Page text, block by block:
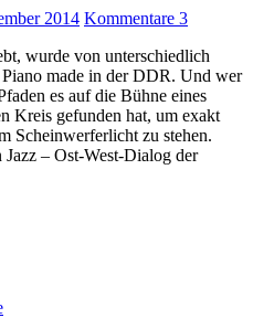
2014 Kommentare 3
wurde von unterschiedlich
Piano made in der DDR. Und wer
es auf die Bühne eines
Kreis gefunden hat, um exakt
Scheinwerferlicht zu stehen.
– Ost-West-Dialog der